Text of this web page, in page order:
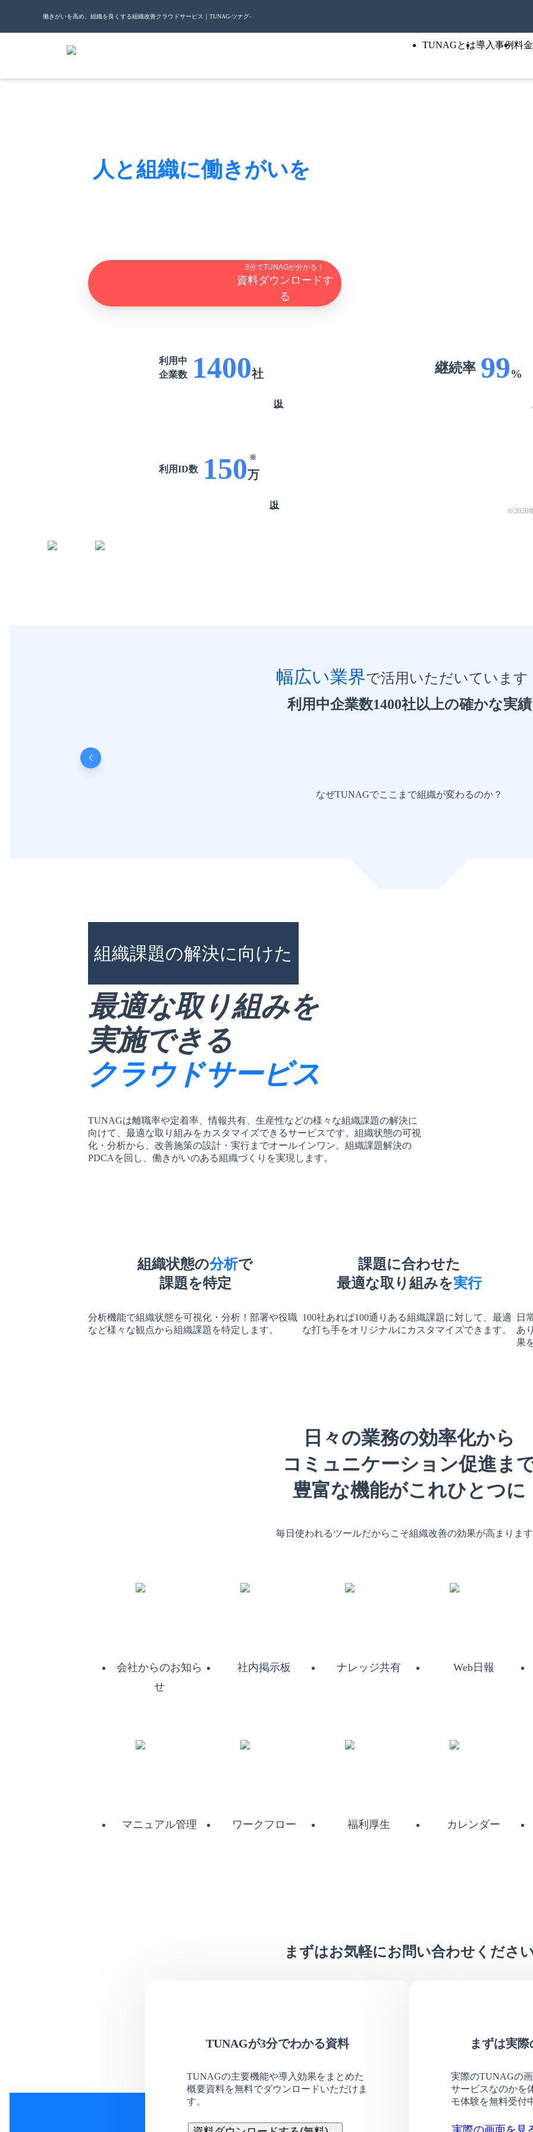
働きがいを高め、組織を良くする組織改善クラウドサービス｜TUNAG-ツナグ-
TUNAGとは導入事例料
人と組織に働きがいを
3分でTUNAGが分かる！
資料ダウンロードす
る
利用中
企業数
1400社 継続率 99%
利用ID数 150 ※
万
※2026
幅広い業界で活用いただいています
利用中企業数1400社以上の確かな実績
なぜTUNAGでここまで組織が変わるのか？
組織課題の解決に向けた
最適な取り組みを
実施できる
クラウドサービス
TUNAGは離職率や定着率、情報共有、生産性などの様々な組織課題の解決に
向けて、最適な取り組みをカスタマイズできるサービスです。組織状態の可視
化・分析から、改善施策の設計・実行までオールインワン。組織課題解決の
PDCAを回し、働きがいのある組織づくりを実現します。
組織状態の分析で
課題を特定
分析機能で組織状態を可視化・分析！部署や役職
など様々な観点から組織課題を特定します。
課題に合わせた
最適な取り組みを実行
100社あれば100通りある組織課題に対して、最適
な打ち手をオリジナルにカスタマイズできます。
日
あ
果
日々の業務の効率化から
コミュニケーション促進ま
豊富な機能がこれひとつに
毎日使われるツールだからこそ組織改善の効果が高まりま
会社からのお知ら
せ
社内掲示板 ナレッジ共有 Web日報
マニュアル管理 ワークフロー 福利厚生 カレンダー
まずはお気軽にお問い合わせくださ
TUNAGが3分でわかる資料
TUNAGの主要機能や導入効果をまとめた
概要資料を無料でダウンロードいただけま
す。
まずは実
実際のTUNAGの
サービスなのかを
モ体験を無料受付